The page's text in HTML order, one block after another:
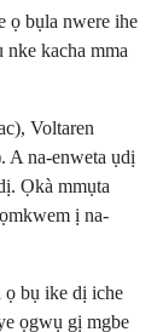
ọ bụla nwere ihe
kacha mma
Voltaren
A na-enweta ụdị
Ọkà mmụta
ị na-
ọ bụ ike dị iche
ọgwụ gị mgbe